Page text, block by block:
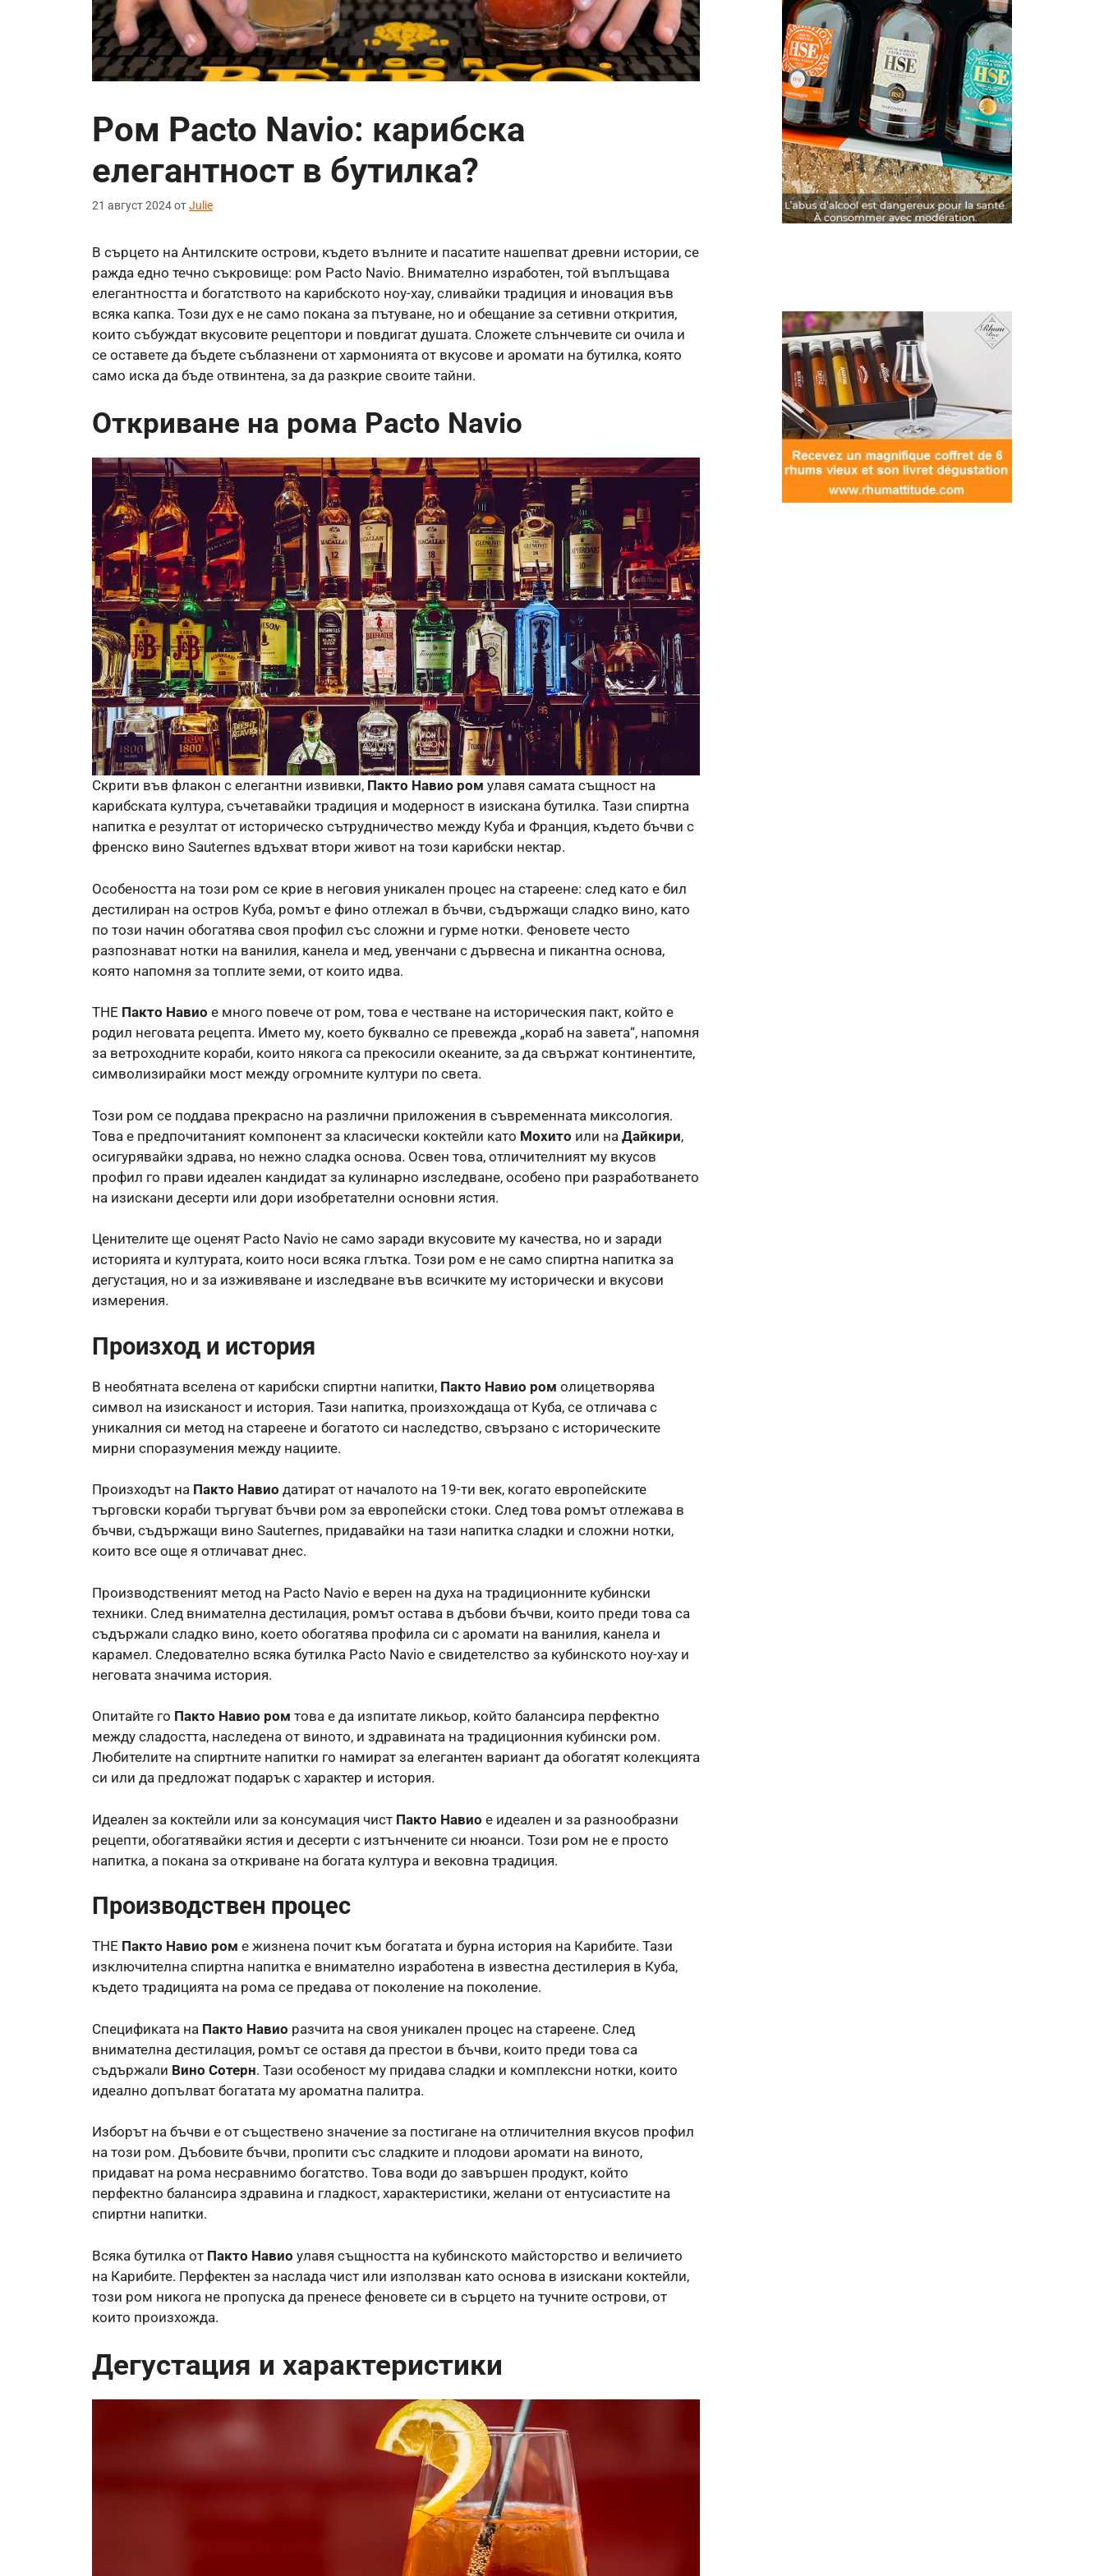
Ром Pacto Navio: карибска
елегантност в бутилка?
21 август 2024отJulie
В сърцето на Антилските острови, където вълните и пасатите нашепват древни истории, се
ражда едно течно съкровище: ром Pacto Navio. Внимателно изработен, той въплъщава
елегантността и богатството на карибското ноу-хау, сливайки традиция и иновация във
всяка капка. Този дух е не само покана за пътуване, но и обещание за сетивни открития,
които събуждат вкусовите рецептори и повдигат душата. Сложете слънчевите си очила и
се оставете да бъдете съблазнени от хармонията от вкусове и аромати на бутилка, която
само иска да бъде отвинтена, за да разкрие своите тайни.
Откриване на рома Pacto Navio
Скрити във флакон с елегантни извивки, Пакто Навио ром улавя самата същност на
карибската култура, съчетавайки традиция и модерност в изискана бутилка. Тази спиртна
напитка е резултат от историческо сътрудничество между Куба и Франция, където бъчви с
френско вино Sauternes вдъхват втори живот на този карибски нектар.
Особеността на този ром се крие в неговия уникален процес на стареене: след като е бил
дестилиран на остров Куба, ромът е фино отлежал в бъчви, съдържащи сладко вино, като
по този начин обогатява своя профил със сложни и гурме нотки. Феновете често
разпознават нотки на ванилия, канела и мед, увенчани с дървесна и пикантна основа,
която напомня за топлите земи, от които идва.
THE Пакто Навио е много повече от ром, това е честване на историческия пакт, който е
родил неговата рецепта. Името му, което буквално се превежда „кораб на завета“, напомня
за ветроходните кораби, които някога са прекосили океаните, за да свържат континентите,
символизирайки мост между огромните култури по света.
Този ром се поддава прекрасно на различни приложения в съвременната миксология.
Това е предпочитаният компонент за класически коктейли като Мохито или на Дайкири,
осигурявайки здрава, но нежно сладка основа. Освен това, отличителният му вкусов
профил го прави идеален кандидат за кулинарно изследване, особено при разработването
на изискани десерти или дори изобретателни основни ястия.
Ценителите ще оценят Pacto Navio не само заради вкусовите му качества, но и заради
историята и културата, които носи всяка глътка. Този ром е не само спиртна напитка за
дегустация, но и за изживяване и изследване във всичките му исторически и вкусови
измерения.
Произход и история
В необятната вселена от карибски спиртни напитки, Пакто Навио ром олицетворява
символ на изисканост и история. Тази напитка, произхождаща от Куба, се отличава с
уникалния си метод на стареене и богатото си наследство, свързано с историческите
мирни споразумения между нациите.
Произходът на Пакто Навио датират от началото на 19-ти век, когато европейските
търговски кораби търгуват бъчви ром за европейски стоки. След това ромът отлежава в
бъчви, съдържащи вино Sauternes, придавайки на тази напитка сладки и сложни нотки,
които все още я отличават днес.
Производственият метод на Pacto Navio е верен на духа на традиционните кубински
техники. След внимателна дестилация, ромът остава в дъбови бъчви, които преди това са
съдържали сладко вино, което обогатява профила си с аромати на ванилия, канела и
карамел. Следователно всяка бутилка Pacto Navio е свидетелство за кубинското ноу-хау и
неговата значима история.
Опитайте го Пакто Навио ром това е да изпитате ликьор, който балансира перфектно
между сладостта, наследена от виното, и здравината на традиционния кубински ром.
Любителите на спиртните напитки го намират за елегантен вариант да обогатят колекцията
си или да предложат подарък с характер и история.
Идеален за коктейли или за консумация чист Пакто Навио е идеален и за разнообразни
рецепти, обогатявайки ястия и десерти с изтънчените си нюанси. Този ром не е просто
напитка, а покана за откриване на богата култура и вековна традиция.
Производствен процес
THE Пакто Навио ром е жизнена почит към богатата и бурна история на Карибите. Тази
изключителна спиртна напитка е внимателно изработена в известна дестилерия в Куба,
където традицията на рома се предава от поколение на поколение.
Спецификата на Пакто Навио разчита на своя уникален процес на стареене. След
внимателна дестилация, ромът се оставя да престои в бъчви, които преди това са
съдържали Вино Сотерн. Тази особеност му придава сладки и комплексни нотки, които
идеално допълват богатата му ароматна палитра.
Изборът на бъчви е от съществено значение за постигане на отличителния вкусов профил
на този ром. Дъбовите бъчви, пропити със сладките и плодови аромати на виното,
придават на рома несравнимо богатство. Това води до завършен продукт, който
перфектно балансира здравина и гладкост, характеристики, желани от ентусиастите на
спиртни напитки.
Всяка бутилка от Пакто Навио улавя същността на кубинското майсторство и величието
на Карибите. Перфектен за наслада чист или използван като основа в изискани коктейли,
този ром никога не пропуска да пренесе феновете си в сърцето на тучните острови, от
които произхожда.
Дегустация и характеристики